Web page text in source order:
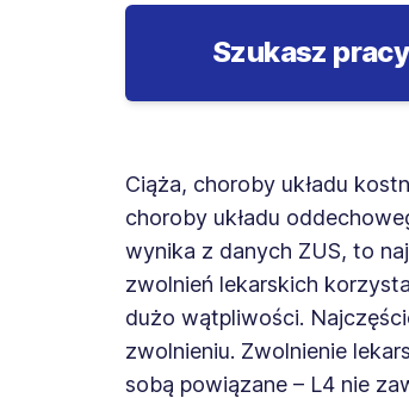
Szukasz
Ciąża, choroby układu
choroby układu
wynika z danych ZUS, to
zwolnień lekarskich
dużo wątpliwości.
zwolnieniu. Zwolnienie
sobą powiązane – L4 nie